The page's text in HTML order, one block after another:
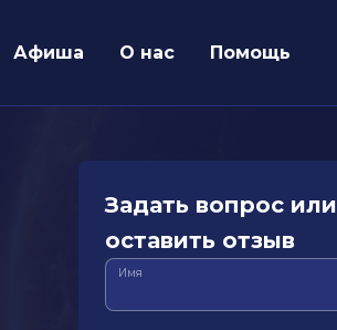
Афиша О нас Помощь
Задать вопрос или
оставить отзыв
Имя